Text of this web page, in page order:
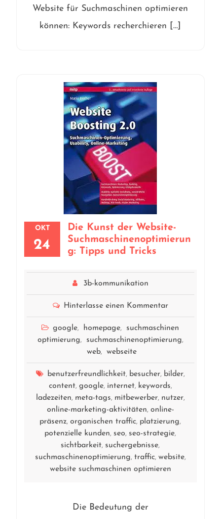
Website für Suchmaschinen optimieren
können: Keywords recherchieren […]
OKT
24
Die Kunst der Website-
Suchmaschinenoptimierun
g: Tipps und Tricks
3b-kommunikation
Hinterlasse einen Kommentar
google, homepage,
suchmaschinen
optimierung, suchmaschinenoptimierung,
web, webseite
benutzerfreundlichkeit, besucher, bilder,
content, google, internet, keywords,
ladezeiten, meta-tags, mitbewerber, nutzer,
online-marketing-aktivitäten, online-
präsenz,organischen traffic, platzierung,
potenzielle kunden, seo, seo-strategie,
sichtbarkeit, suchergebnisse,
suchmaschinenoptimierung, traffic, website,
website suchmaschinen optimieren
Die Bedeutung der